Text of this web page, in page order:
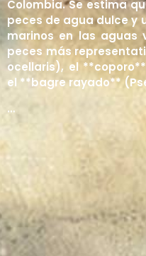
Colombia. Se estima
peces de agua dulce y
marinos en las aguas
peces más
ocellaris), el
el **bagre rayado**
…